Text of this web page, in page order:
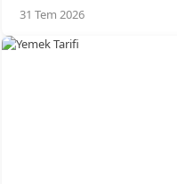
31 Tem 2026